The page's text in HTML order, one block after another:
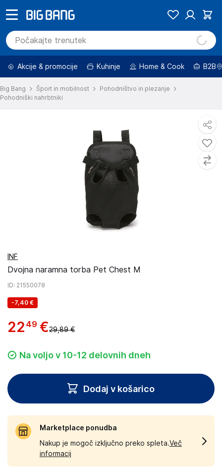
Akcije & promocije Kuhinje Home & Cook B2B
Big Bang Šport in mobilnost
Pohodništvo in plezanje
Pohodniški nahrbtniki
INF
Dvojna naramna torba Pet Chest M
ID: 21550078
-7,40 €
22 49 €29,89 €
Na voljo v 10-12 delovnih dneh
Dodaj v košarico
Marketplace ponudba
Nakup je mogoč izključno preko spleta.Več
informacij